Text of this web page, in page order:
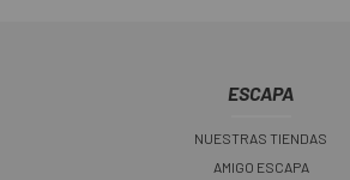
ESCAPA
NUESTRAS TIENDAS
AMIGO ESCAPA